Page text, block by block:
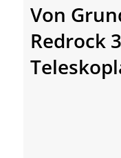
Von
Redrock